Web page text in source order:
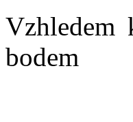
Vzhledem
bodem